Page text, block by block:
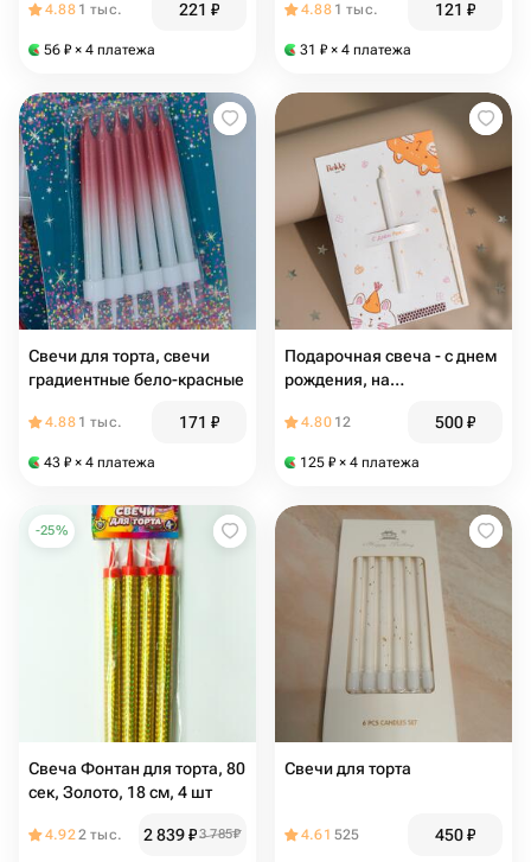
4.88 1 тыс. 221 ₽
56 ₽ × 4 платежа
4.88 1 тыс. 121 ₽
31 ₽ × 4 платежа
Свечи для торта, свечи
градиентные бело-красные
4.88 1 тыс. 171 ₽
43 ₽ × 4 платежа
Подарочная свеча - с днем
рождения, на
открыткой
4.80 12 500₽
125 ₽ × 4 платежа
-25%
Свеча Фонтан для торта, 80
сек, Золото, 18 см, 4 шт
4.922 тыс. 2 839₽3 785₽
Свечи для торта
4.61 525 450₽